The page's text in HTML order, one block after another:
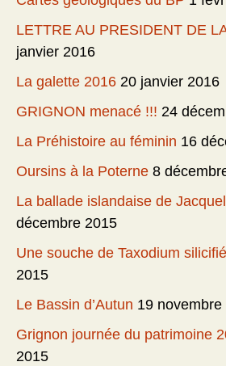
LETTRE AU PRESIDENT DE
janvier 2016
La galette 2016 20 janvier 2016
GRIGNON menacé !!! 24
La Préhistoire au féminin 16
Oursins à la Poterne 8
La ballade islandaise de
décembre 2015
Une souche de Taxodium
2015
Le Bassin d’Autun 19 novembre
Grignon journée du patrimoine
2015